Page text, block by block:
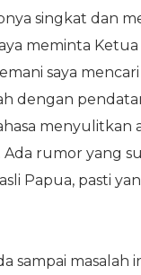
singkat dan
meminta
saya
dengan
rumor yang
Papua, pasti
sampai masalah